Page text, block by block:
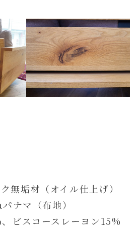
無垢材（オイル仕上げ）
ナマ（布地）
ビスコースレーヨン15%